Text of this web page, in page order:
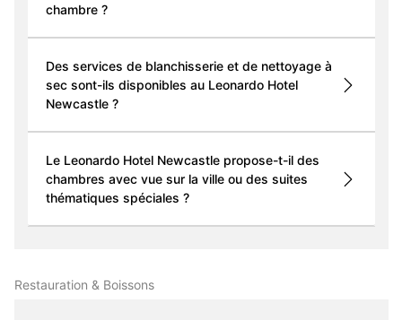
chambre ?
Des services de blanchisserie et de nettoyage à
sec sont-ils disponibles au Leonardo Hotel
Newcastle ?
Le Leonardo Hotel Newcastle propose-t-il des
chambres avec vue sur la ville ou des suites
thématiques spéciales ?
Restauration & Boissons